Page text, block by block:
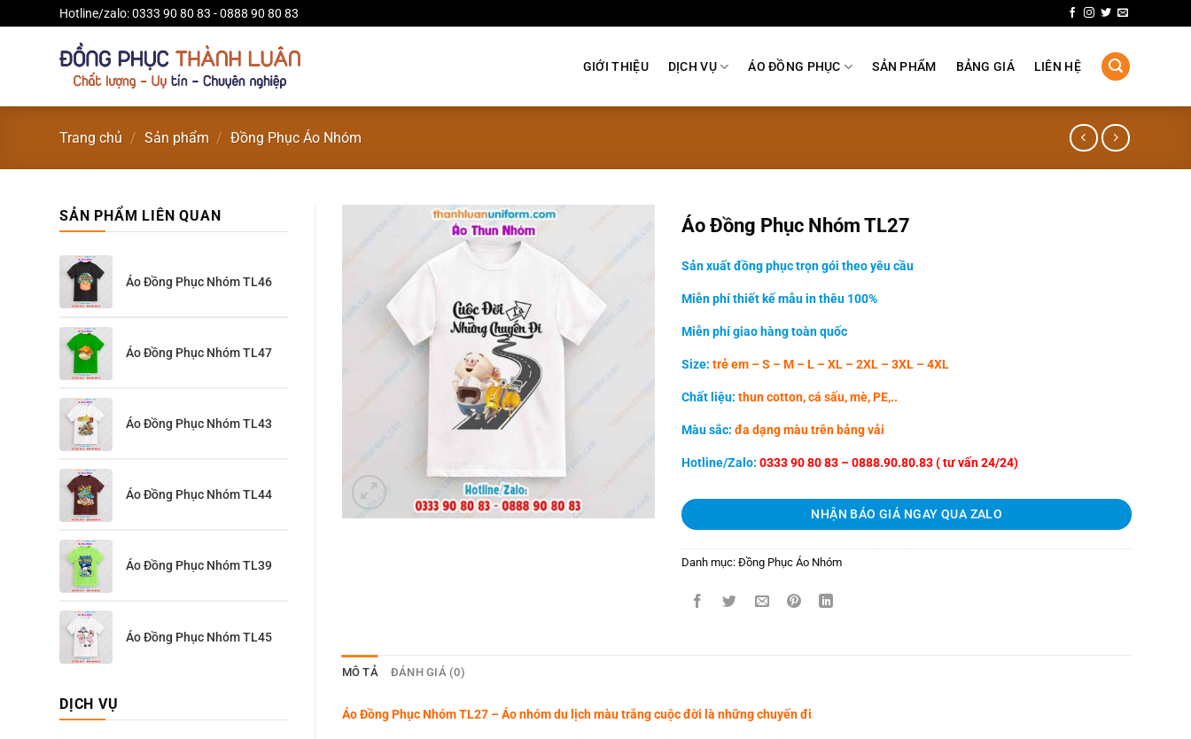
qua
Hotline/zalo: 0333 90 80 83 - 0888 90 80 83
GIỚI THIỆU DỊCH VỤ ÁO ĐỒNG PHỤC SẢN PHẨM BẢNG GIÁ LIÊN HỆ
Trang chủ / Sản phẩm / Đồng Phục Áo Nhóm
SẢN PHẨM LIÊN QUAN
Áo Đồng Phục Nhóm TL46
Áo Đồng Phục Nhóm TL47
Áo Đồng Phục Nhóm TL43
Áo Đồng Phục Nhóm TL44
Áo Đồng Phục Nhóm TL39
Áo Đồng Phục Nhóm TL45
DỊCH VỤ
Áo Đồng Phục Nhóm TL27
Sản xuất đồng phục trọn gói theo yêu cầu
Miễn phí thiết kế mẫu in thêu 100%
Miễn phí giao hàng toàn quốc
Size: trẻ em – S – M – L – XL – 2XL – 3XL – 4XL
Chất liệu: thun cotton, cá sấu, mè, PE,..
Màu sắc: đa dạng màu trên bảng vải
Hotline/Zalo:0333 90 80 83 – 0888.90.80.83 ( tư vấn 24/24)
NHẬN BÁO GIÁ NGAY QUA ZALO
Danh mục:Đồng Phục Áo Nhóm
MÔ TẢ ĐÁNH GIÁ (0)
Áo Đồng Phục Nhóm TL27 – Áo nhóm du lịch màu trắng cuộc đời là những chuyến đi